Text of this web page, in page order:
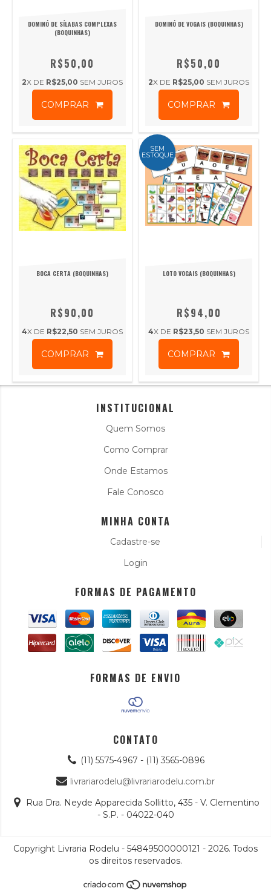
DOMINÓ DE SÍLABAS COMPLEXAS
(BOQUINHAS)
R$50,00
2X DE R$25,00 SEM JUROS
COMPRAR
DOMINÓ DE VOGAIS (BOQUINHAS)
R$50,00
2X DE R$25,00 SEM JUROS
COMPRAR
BOCA CERTA (BOQUINHAS)
R$90,00
4X DE R$22,50 SEM JUROS
COMPRAR
SEM
ESTOQUE
LOTO VOGAIS (BOQUINHAS)
R$94,00
4X DE R$23,50 SEM JUROS
COMPRAR
INSTITUCIONAL
Quem Somos
Como Comprar
Onde Estamos
Fale Conosco
MINHA CONTA
Cadastre-se
Login
FORMAS DE PAGAMENTO
FORMAS DE ENVIO
CONTATO
(11) 5575-4967 - (11) 3565-0896
livrariarodelu@livrariarodelu.com.br
Rua Dra. Neyde Apparecida Sollitto, 435 - V. Clementino
- S.P. - 04022-040
Copyright Livraria Rodelu - 54849500000121 - 2026. Todos
os direitos reservados.